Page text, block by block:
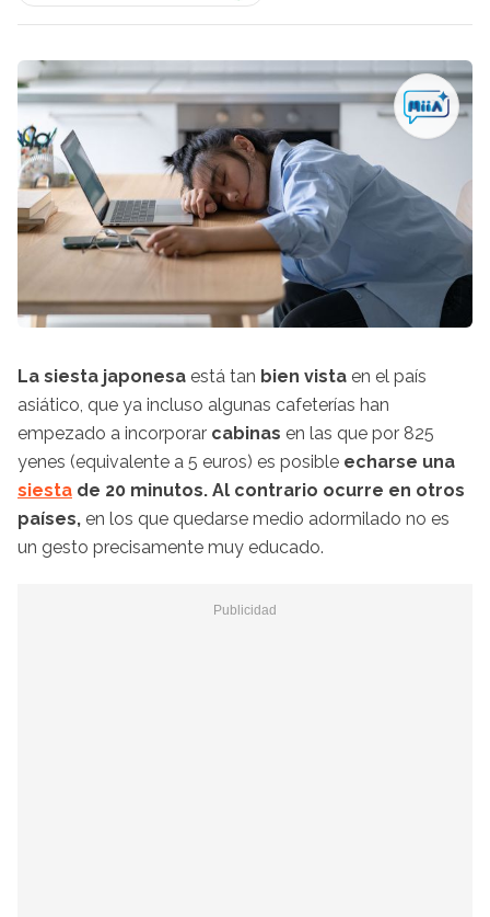
La siesta japonesa está tan bien vista en el país
asiático, que ya incluso algunas cafeterías han
empezado a incorporar cabinas en las que por 825
yenes (equivalente a 5 euros) es posible echarse una
siesta de 20 minutos. Al contrario ocurre en otros
países, en los que quedarse medio adormilado no es
un gesto precisamente muy educado.